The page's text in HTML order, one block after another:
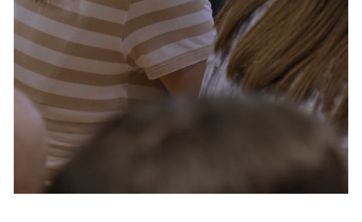
Servizi e accessibilità
Contatti
FAQ
Biglietti